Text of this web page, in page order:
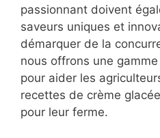
passionnant doivent
saveurs uniques et
démarquer de la
nous offrons une
pour aider les
recettes de crème
pour leur ferme.